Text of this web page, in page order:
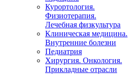
Курортология.
Физиотерапия.
Лечебная физкультура
Клиническая медицина.
Внутренние болезни
Педиатрия
Хирургия. Онкология.
Прикладные отрасли